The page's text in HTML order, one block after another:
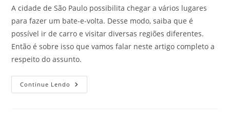
A cidade de São Paulo possibilita chegar a vários lugares
para fazer um bate-e-volta. Desse modo, saiba que é
possível ir de carro e visitar diversas regiões diferentes.
Então é sobre isso que vamos falar neste artigo completo a
respeito do assunto.
Continue Lendo Bate-
E-